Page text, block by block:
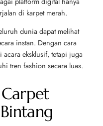
di karpet merah.
dunia dapat melihat
instan. Dengan cara
eksklusif, tetapi juga
tren fashion secara luas.